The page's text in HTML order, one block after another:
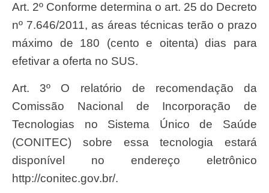
Art. 2º Conforme determina o art. 25 do Decreto
nº 7.646/2011, as áreas técnicas terão o prazo
máximo de 180 (cento e oitenta) dias para
efetivar a oferta no SUS.
Art. 3º O relatório de recomendação da
Comissão Nacional de Incorporação de
Tecnologias no Sistema Único de Saúde
(CONITEC) sobre essa tecnologia estará
disponível no endereço eletrônico
http://conitec.gov.br/.